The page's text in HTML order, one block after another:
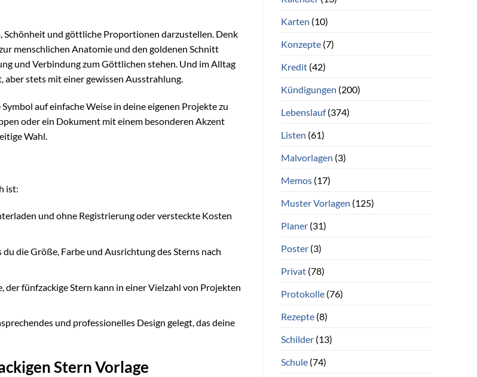
und göttliche Proportionen darzustellen. Denk
menschlichen Anatomie und den goldenen Schnitt
und Verbindung zum Göttlichen stehen. Und im Alltag
aber stets mit einer gewissen Ausstrahlung.
auf einfache Weise in deine eigenen Projekte zu
oder ein Dokument mit einem besonderen Akzent
Wahl.
ist:
und ohne Registrierung oder versteckte Kosten
die Größe, Farbe und Ausrichtung des Sterns nach
fünfzackige Stern kann in einer Vielzahl von Projekten
und professionelles Design gelegt, das deine
Stern Vorlage
Karten (10)
Konzepte(7)
Kredit(42)
Kündigungen (200)
Lebenslauf(374)
Listen (61)
Malvorlagen (3)
Memos(17)
Muster Vorlagen (125)
Planer(31)
Poster(3)
Privat(78)
Protokolle(76)
Rezepte(8)
Schilder(13)
Schule(74)